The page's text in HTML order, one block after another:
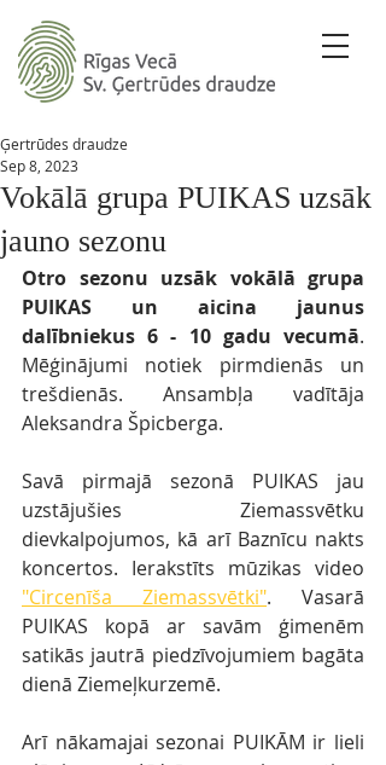
Vokālā grupa PUIKAS uzsāk
jauno sezonu
Ģertrūdes draudze
Sep 8, 2023
Otro sezonu uzsāk vokālā grupa
PUIKAS un aicina jaunus
dalībniekus 6 - 10 gadu vecumā.
Mēģinājumi notiek pirmdienās un
trešdienās. Ansambļa vadītāja
Aleksandra Špicberga.
Savā pirmajā sezonā PUIKAS jau
uzstājušies Ziemassvētku
dievkalpojumos, kā arī Baznīcu nakts
"Circenīša Ziemassvētki". Vasarā
PUIKAS kopā ar savām ģimenēm
satikās jautrā piedzīvojumiem bagāta
dienā Ziemeļkurzemē.
Arī nākamajai sezonai PUIKĀM ir lieli